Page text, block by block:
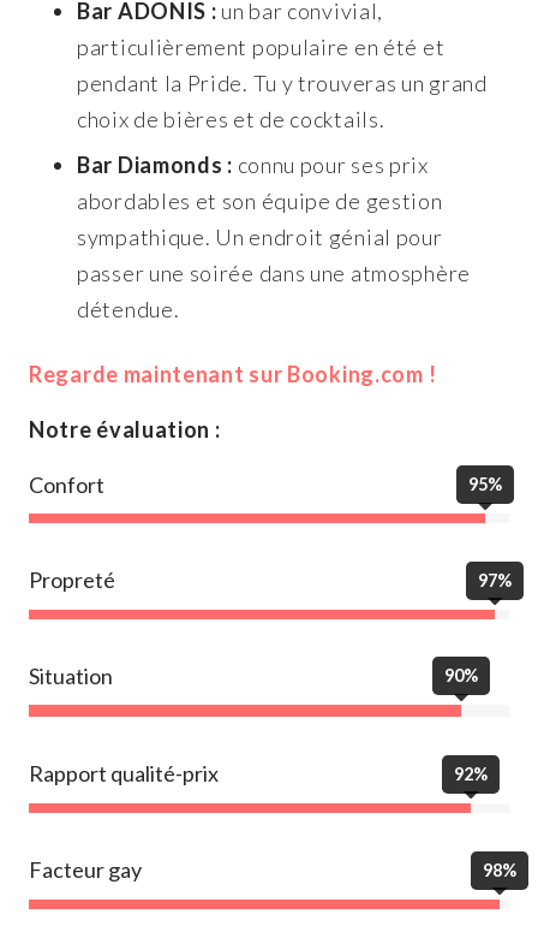
Bar ADONIS : un bar convivial,
particulièrement populaire en été et
pendant la Pride. Tu y trouveras un grand
choix de bières et de cocktails.
Bar Diamonds : connu pour ses prix
abordables et son équipe de gestion
sympathique. Un endroit génial pour
passer une soirée dans une atmosphère
détendue.
Regarde maintenant sur Booking.com !
Notre évaluation :
Confort 95%
Propreté 97%
Situation 90%
Rapport qualité-prix 92%
Facteur gay 98%